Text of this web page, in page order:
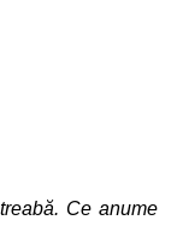
Ce anume